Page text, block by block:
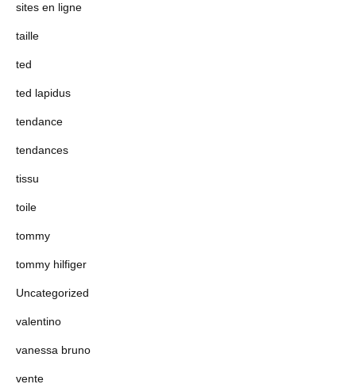
sites en ligne
taille
ted
ted lapidus
tendance
tendances
tissu
toile
tommy
tommy hilfiger
Uncategorized
valentino
vanessa bruno
vente